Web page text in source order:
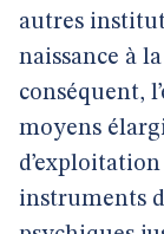
autres
naissance à
conséquent,
moyens
instruments